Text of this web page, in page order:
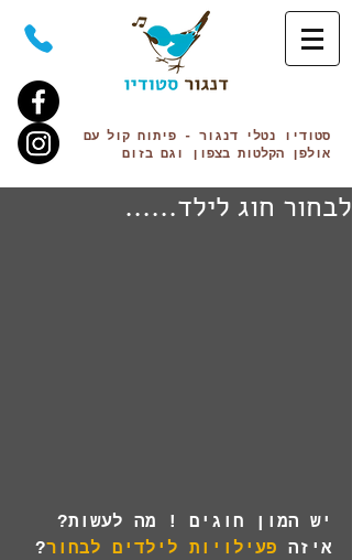
סטודיו נטלי דנגור - פיתוח קול עם
אולפן הקלטות בצפון וגם בזום
לבחור חוג לילד......
יש המון חוגים ! מה לעשות?
איזה פעילויות לילדים לבחור?